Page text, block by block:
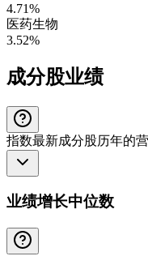
4.71%
医药生物
3.52%
成分股业绩
指数最新成分股历年的
业绩增长中位数